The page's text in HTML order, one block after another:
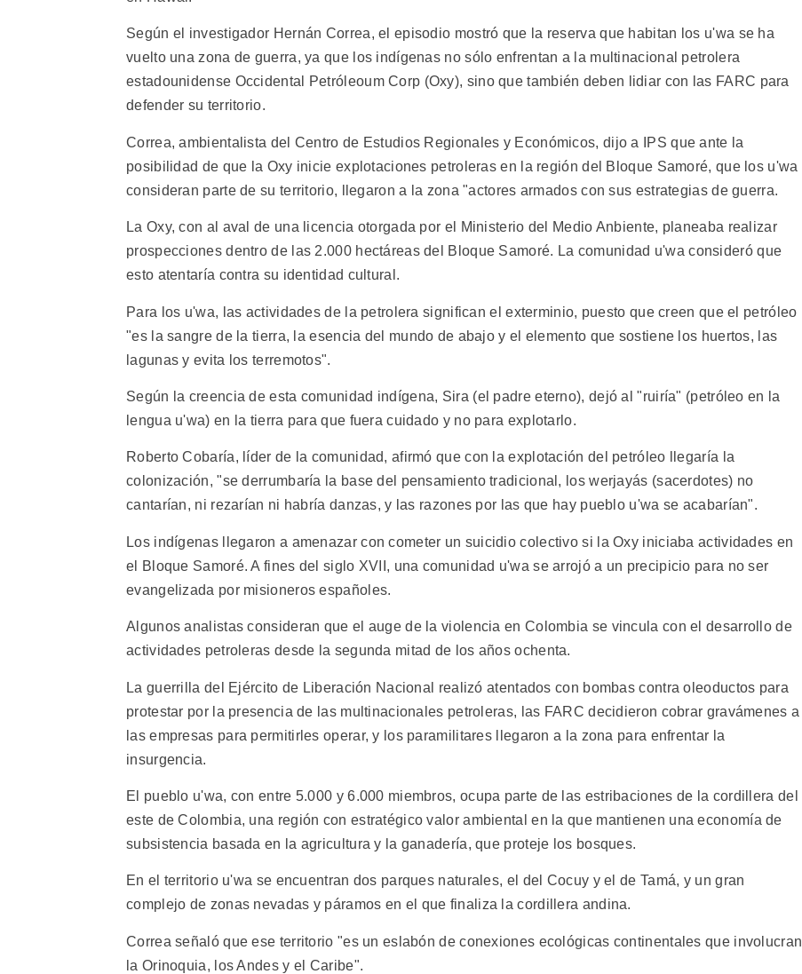
Según el investigador Hernán Correa, el episodio mostró que la reserva que habitan los u'wa se ha
vuelto una zona de guerra, ya que los indígenas no sólo enfrentan a la multinacional petrolera
estadounidense Occidental Petróleoum Corp (Oxy), sino que también deben lidiar con las FARC para
defender su territorio.
Correa, ambientalista del Centro de Estudios Regionales y Económicos, dijo a IPS que ante la
posibilidad de que la Oxy inicie explotaciones petroleras en la región del Bloque Samoré, que los u'wa
consideran parte de su territorio, llegaron a la zona "actores armados con sus estrategias de guerra.
La Oxy, con al aval de una licencia otorgada por el Ministerio del Medio Anbiente, planeaba realizar
prospecciones dentro de las 2.000 hectáreas del Bloque Samoré. La comunidad u'wa consideró que
esto atentaría contra su identidad cultural.
Para los u'wa, las actividades de la petrolera significan el exterminio, puesto que creen que el petróleo
"es la sangre de la tierra, la esencia del mundo de abajo y el elemento que sostiene los huertos, las
lagunas y evita los terremotos".
Según la creencia de esta comunidad indígena, Sira (el padre eterno), dejó al "ruiría" (petróleo en la
lengua u'wa) en la tierra para que fuera cuidado y no para explotarlo.
Roberto Cobaría, líder de la comunidad, afirmó que con la explotación del petróleo llegaría la
colonización, "se derrumbaría la base del pensamiento tradicional, los werjayás (sacerdotes) no
cantarían, ni rezarían ni habría danzas, y las razones por las que hay pueblo u'wa se acabarían".
Los indígenas llegaron a amenazar con cometer un suicidio colectivo si la Oxy iniciaba actividades en
el Bloque Samoré. A fines del siglo XVII, una comunidad u'wa se arrojó a un precipicio para no ser
evangelizada por misioneros españoles.
Algunos analistas consideran que el auge de la violencia en Colombia se vincula con el desarrollo de
actividades petroleras desde la segunda mitad de los años ochenta.
La guerrilla del Ejército de Liberación Nacional realizó atentados con bombas contra oleoductos para
protestar por la presencia de las multinacionales petroleras, las FARC decidieron cobrar gravámenes a
las empresas para permitirles operar, y los paramilitares llegaron a la zona para enfrentar la
insurgencia.
El pueblo u'wa, con entre 5.000 y 6.000 miembros, ocupa parte de las estribaciones de la cordillera del
este de Colombia, una región con estratégico valor ambiental en la que mantienen una economía de
subsistencia basada en la agricultura y la ganadería, que proteje los bosques.
En el territorio u'wa se encuentran dos parques naturales, el del Cocuy y el de Tamá, y un gran
complejo de zonas nevadas y páramos en el que finaliza la cordillera andina.
Correa señaló que ese territorio "es un eslabón de conexiones ecológicas continentales que involucran
la Orinoquia, los Andes y el Caribe".